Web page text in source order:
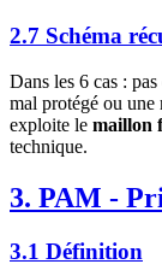
2.7 Schéma
Dans les 6 cas :
mal protégé ou
exploite le maillon
technique.
3. PAM -
3.1 Définition